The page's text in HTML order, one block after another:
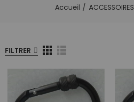
Accueil ACCESSOIRES
FILTRER